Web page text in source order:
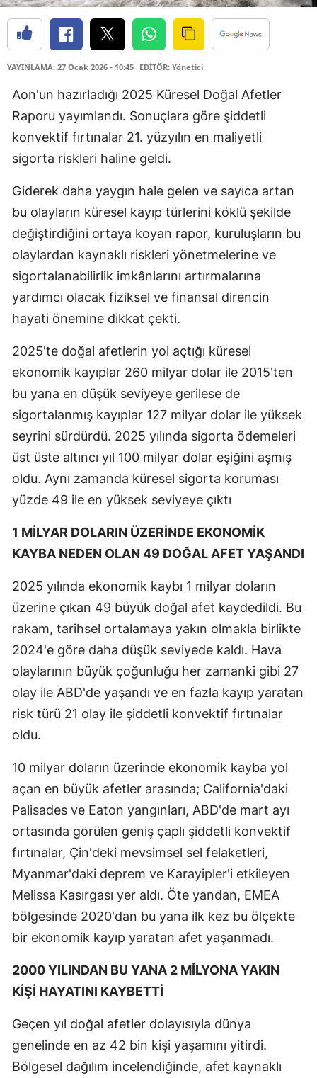
YAYINLAMA: 27 Ocak 2026 - 10:45 EDİTÖR: Yönetici
Aon'un hazırladığı 2025 Küresel Doğal Afetler
Raporu yayımlandı. Sonuçlara göre şiddetli
konvektif fırtınalar 21. yüzyılın en maliyetli
sigorta riskleri haline geldi.
Giderek daha yaygın hale gelen ve sayıca artan
bu olayların küresel kayıp türlerini köklü şekilde
değiştirdiğini ortaya koyan rapor, kuruluşların bu
olaylardan kaynaklı riskleri yönetmelerine ve
sigortalanabilirlik imkânlarını artırmalarına
yardımcı olacak fiziksel ve finansal direncin
hayati önemine dikkat çekti.
2025'te doğal afetlerin yol açtığı küresel
ekonomik kayıplar 260 milyar dolar ile 2015'ten
bu yana en düşük seviyeye gerilese de
sigortalanmış kayıplar 127 milyar dolar ile yüksek
seyrini sürdürdü. 2025 yılında sigorta ödemeleri
üst üste altıncı yıl 100 milyar dolar eşiğini aşmış
oldu. Aynı zamanda küresel sigorta koruması
yüzde 49 ile en yüksek seviyeye çıktı
1 MİLYAR DOLARIN ÜZERİNDE EKONOMİK
KAYBA NEDEN OLAN 49 DOĞAL AFET YAŞANDI
2025 yılında ekonomik kaybı 1 milyar doların
üzerine çıkan 49 büyük doğal afet kaydedildi. Bu
rakam, tarihsel ortalamaya yakın olmakla birlikte
2024'e göre daha düşük seviyede kaldı. Hava
olaylarının büyük çoğunluğu her zamanki gibi 27
olay ile ABD'de yaşandı ve en fazla kayıp yaratan
risk türü 21 olay ile şiddetli konvektif fırtınalar
oldu.
10 milyar doların üzerinde ekonomik kayba yol
açan en büyük afetler arasında; California'daki
Palisades ve Eaton yangınları, ABD'de mart ayı
ortasında görülen geniş çaplı şiddetli konvektif
fırtınalar, Çin'deki mevsimsel sel felaketleri,
Myanmar'daki deprem ve Karayipler'i etkileyen
Melissa Kasırgası yer aldı. Öte yandan, EMEA
bölgesinde 2020'dan bu yana ilk kez bu ölçekte
bir ekonomik kayıp yaratan afet yaşanmadı.
2000 YILINDAN BU YANA 2 MİLYONA YAKIN
KİŞİ HAYATINI KAYBETTİ
Geçen yıl doğal afetler dolayısıyla dünya
genelinde en az 42 bin kişi yaşamını yitirdi.
Bölgesel dağılım incelendiğinde, afet kaynaklı